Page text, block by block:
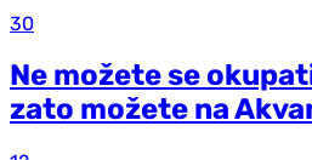
30
Ne možete se
zato možete na